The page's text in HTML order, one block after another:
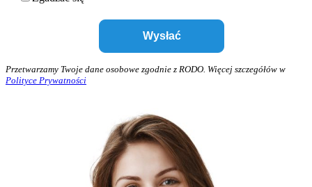
Przetwarzamy Twoje dane osobowe zgodnie z RODO. Więcej szczegółów w
Polityce Prywatności